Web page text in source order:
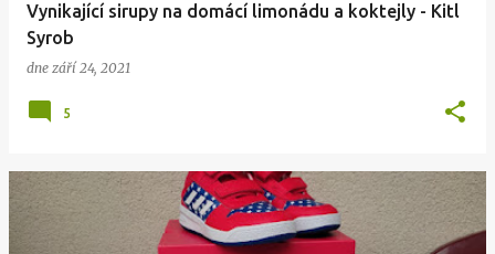
Vynikající sirupy na domácí limonádu a koktejly - Kitl
Syrob
dne září 24, 2021
5